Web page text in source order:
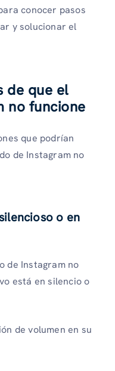
conocer pasos
y solucionar el
de que el
no funcione
que podrían
de Instagram no
o en
de Instagram no
está en silencio o
de volumen en su